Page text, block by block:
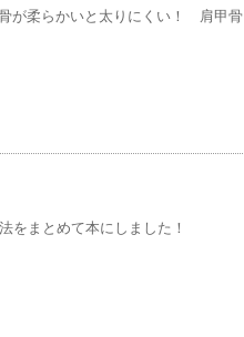
が柔らかいと太りにくい！ 肩甲骨
をまとめて本にしました！